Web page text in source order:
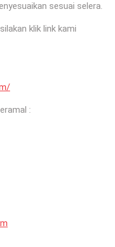
sesuai selera.
klik link kami
: